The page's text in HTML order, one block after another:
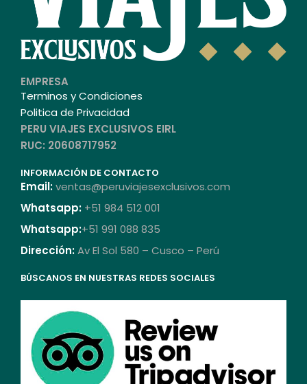
EMPRESA
Terminos y Condiciones
Politica de Privacidad
PERU VIAJES EXCLUSIVOS EIRL
RUC: 20608717952
INFORMACIÓN DE CONTACTO
Email:ventas@peruviajesexclusivos.com
Whatsapp: +51 984 512 001
Whatsapp:+51 991 088 835
Dirección:Av El Sol 580 – Cusco – Perú
BÚSCANOS EN NUESTRAS REDES SOCIALES